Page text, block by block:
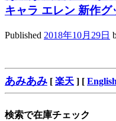
キャラ エレン 新作グ
Published 2018年10月29日
あみあみ [ 楽天 ] [
検索で在庫チェック